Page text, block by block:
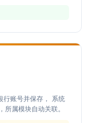
行账号并保存， 系统
所属模块自动关联。